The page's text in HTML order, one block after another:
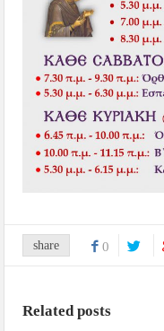
share 0
Related posts